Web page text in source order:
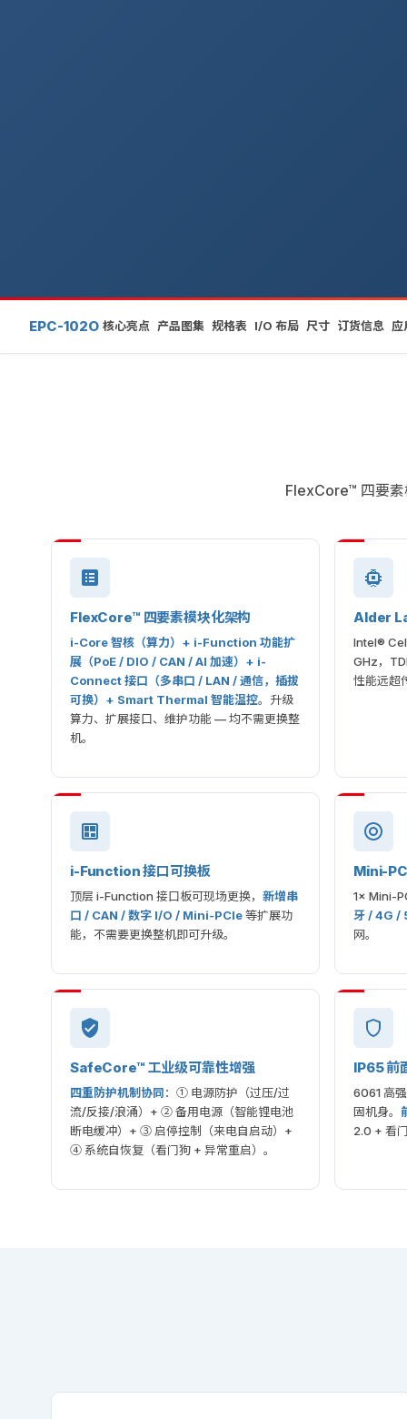
EPC-102O 核心亮点 产品图集 规格表 I/O 布局 尺寸 订货信息 应
FlexCore™ 四要
FlexCore™ 四要素模块化架构
i-Core 智核（算力）+ i-Function 功能扩
展（PoE / DIO / CAN / AI 加速）+ i-
Connect 接口（多串口 / LAN / 通信，插拔
可换）+ Smart Thermal 智能温控。升级
算力、扩展接口、维护功能 — 均不需更换整
机。
Alder
Intel®
GHz，
性能远超
i-Function 接口可换板
顶层 i-Function 接口板可现场更换， 新增串
口 / CAN / 数字 I/O / Mini-PCIe等扩展功
能，不需要更换整机即可升级。
Mini-
1× Mini-
牙 / 4G /
网。
SafeCore™ 工业级可靠性增强
四重防护机制协同：① 电源防护（过压/过
流/反接/浪涌）+ ② 备用电源（智能锂电池
断电缓冲）+ ③ 启停控制（来电自启动）+
④ 系统自恢复（看门狗 + 异常重启）。
IP65 前
6061 高
固机身。
2.0 + 看